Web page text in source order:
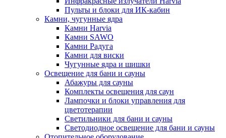
Пульты и блоки для ИК-кабин
Камни, чугунные ядра
Камни Harvia
Камни SAWO
Камни Радуга
Камни для виски
Чугунные ядра и шишки
Освещение для бани и сауны
Абажуры для сауны
Комплекты освещения для саун
Лампочки и блоки управления для
цветотерапии
Светильники для бани и сауны
Светодиодное освещение для бани и сауны